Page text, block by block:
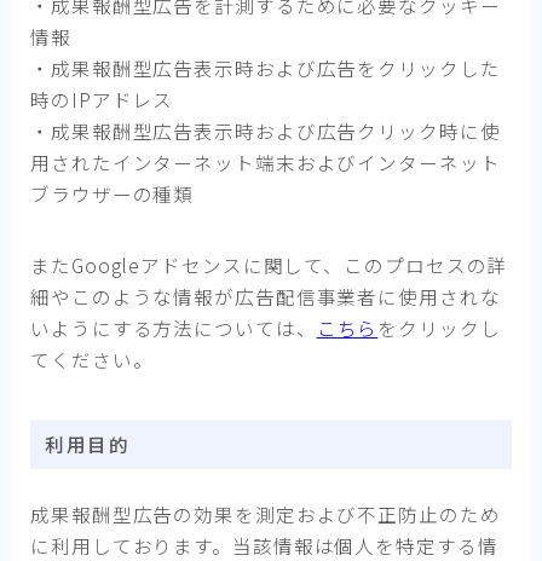
情報
・成果報酬型広告表示時および広告をクリックした
時のIPアドレス
・成果報酬型広告表示時および広告クリック時に使
用されたインターネット端末およびインターネット
ブラウザーの種類
またGoogleアドセンスに関して、このプロセスの詳
細やこのような情報が広告配信事業者に使用されな
いようにする方法については、
こちら をクリックし
てください。
利用目的
成果報酬型広告の効果を測定および不正防止のため
に利用しております。当該情報は個人を特定する情